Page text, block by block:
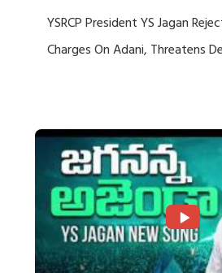
YSRCP President YS Jagan
Charges On Adani, Threatens